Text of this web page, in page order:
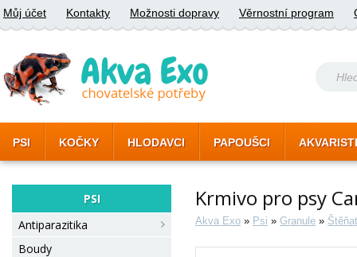
Můj účet Kontakty Možnosti dopravy Věrnostní program
PSI KOČKY HLODAVCI PAPOUŠCI
PSI
Antiparazitika
Boudy
Krmivo pro psy
Akva Exo » Psi » Granule »